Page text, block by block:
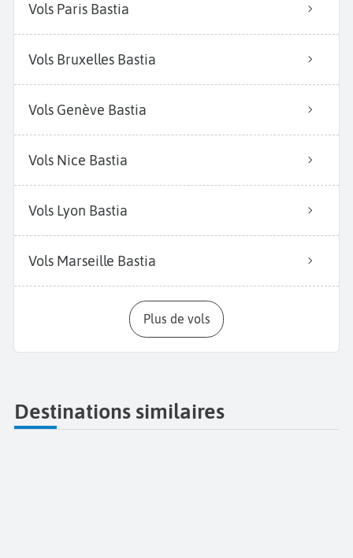
Vols Paris Bastia
Vols Bruxelles Bastia
Vols Genève Bastia
Vols Nice Bastia
Vols Lyon Bastia
Vols Marseille Bastia
Plus de vols
Destinations similaires